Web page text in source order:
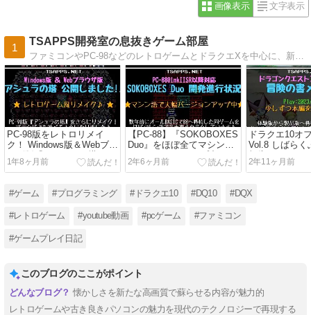
画像表示 文字表示
1
TSAPPS開発室の息抜きゲーム部屋
PC-98版をレトロリメイ
ク！ Windows版＆Webブラ
ウザ版『アシュラの塔』を
公開しました！☆ゲーム開
1年8ヶ月前
【PC-88】『SOKOBOXES
Duo』をほぼ全てマシン語
でバージョンアップ中♪☆
ゲーム開発日記
2年6ヶ月前
ドラクエ10オ
Vol.8 しばらく
報告★DQX
書・メリーナ
2年11ヶ月前
#ゲーム #プログラミング #ドラクエ10 #DQ10 #DQX
#レトロゲーム #youtube動画 #pcゲーム #ファミコン
#ゲームプレイ日記
このブログのここがポイント
懐かしさを新たな高画質で蘇らせる内容が魅力的
レトロゲームや古き良きパソコンの魅力を現代のテクノロジーで再現する